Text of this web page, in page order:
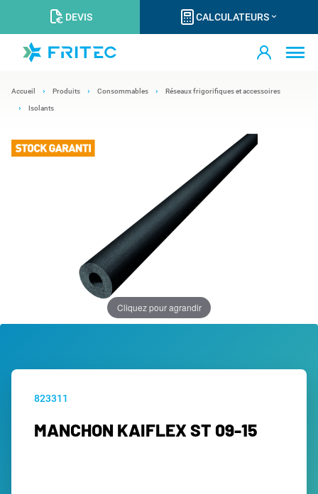
DEVIS CALCULATEURS
Accueil Produits Consommables Réseaux frigorifiques et accessoires
Isolants
Cliquez pour agrandir
823311
MANCHON KAIFLEX ST 09-15